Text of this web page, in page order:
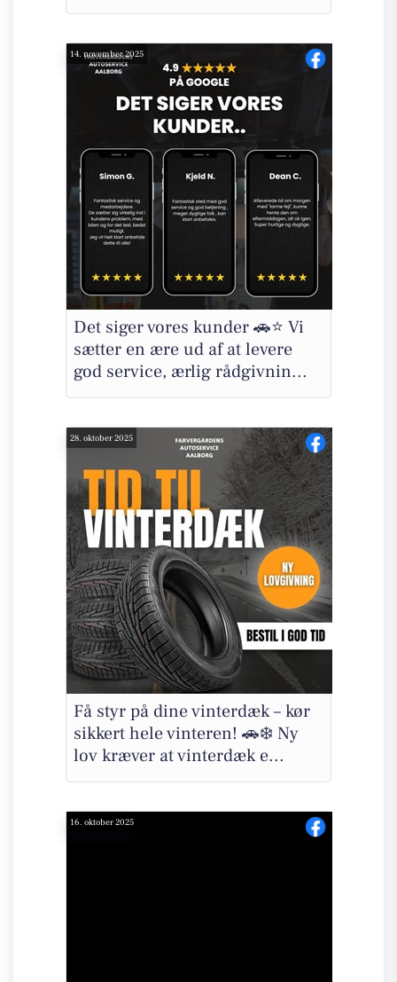
14. november 2025
Det siger vores kunder 🚗⭐ Vi
sætter en ære ud af at levere
god service, ærlig rådgivnin...
28. oktober 2025
Få styr på dine vinterdæk – kør
sikkert hele vinteren! 🚗❄️ Ny
lov kræver at vinterdæk e...
16. oktober 2025